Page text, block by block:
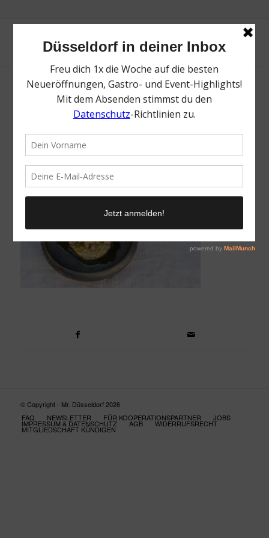
Finns Wine & Kitchen | Magazin | Mr.
© Copyright - Mr. Düsseldorf 2026
FAQ
NEWSLETTER FÜR KOOPERATIONSPARTNER JOBS
IMPRESSUM & DATENSCHUTZ AGB WIDERRUFSRECHT
MITGLIEDSCHAFT KÜNDIGEN